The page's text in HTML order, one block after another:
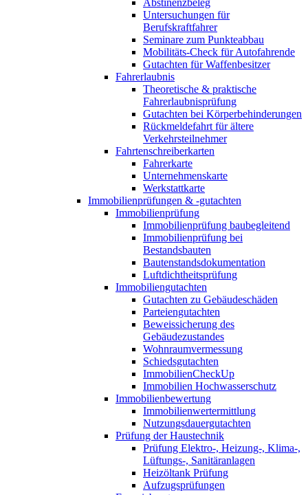
Untersuchungen für
Berufskraftfahrer
Seminare zum Punkteabbau
Mobilitäts-Check für Autofahrende
Gutachten für Waffenbesitzer
Fahrerlaubnis
Theoretische & praktische
Fahrerlaubnisprüfung
Gutachten bei Körperbehinderungen
Rückmeldefahrt für ältere
Verkehrsteilnehmer
Fahrtenschreiberkarten
Fahrerkarte
Unternehmenskarte
Werkstattkarte
Immobilienprüfungen & -gutachten
Immobilienprüfung
Immobilienprüfung baubegleitend
Immobilienprüfung bei
Bestandsbauten
Bautenstandsdokumentation
Luftdichtheitsprüfung
Immobiliengutachten
Gutachten zu Gebäudeschäden
Parteiengutachten
Beweissicherung des
Gebäudezustandes
Wohnraumvermessung
Schiedsgutachten
ImmobilienCheckUp
Immobilien Hochwasserschutz
Immobilienbewertung
Immobilienwertermittlung
Nutzungsdauergutachten
Prüfung der Haustechnik
Prüfung Elektro-, Heizung-, Klima-,
Lüftungs-, Sanitäranlagen
Heizöltank Prüfung
Aufzugsprüfungen